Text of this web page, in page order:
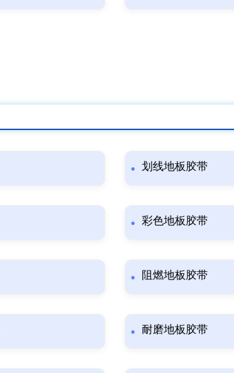
划线地板胶带
彩色地板胶带
阻燃地板胶带
耐磨地板胶带